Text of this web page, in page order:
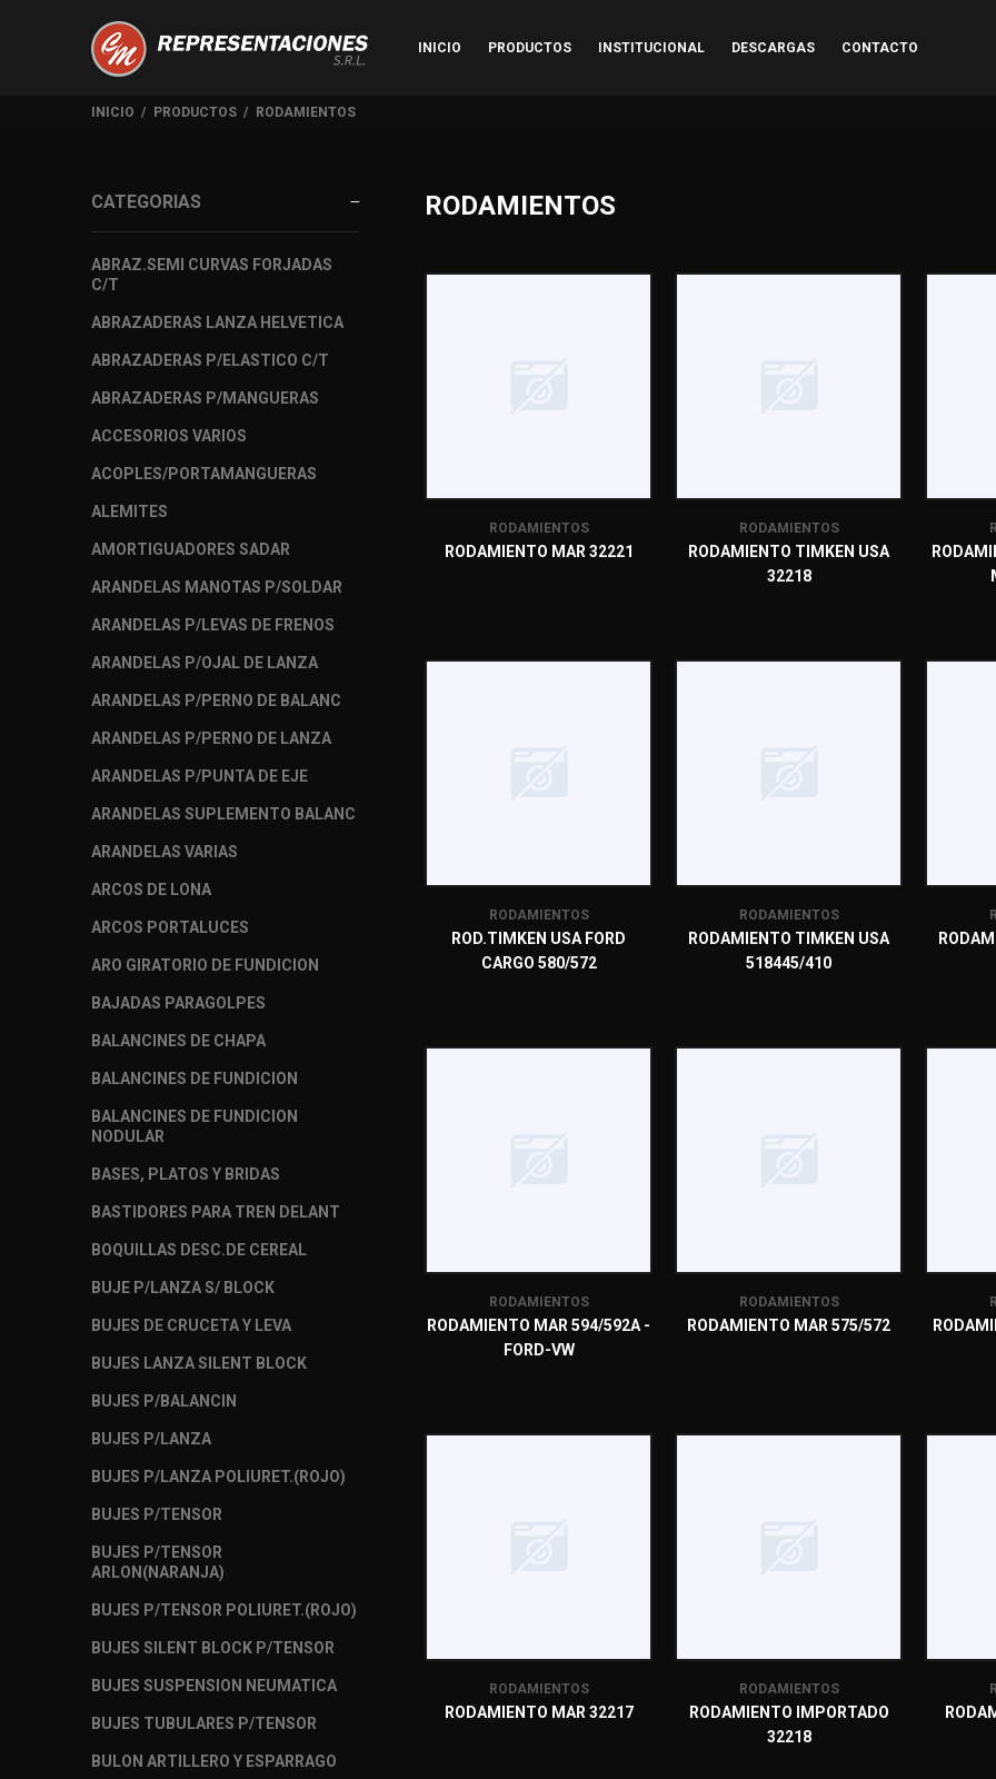
INICIO PRODUCTOS INSTITUCIONAL DESCARGAS CONTACTO
INICIO PRODUCTOS RODAMIENTOS
CATEGORIAS
ABRAZ.SEMI CURVAS FORJADAS
C/T
ABRAZADERAS LANZA HELVETICA
ABRAZADERAS P/ELASTICO C/T
ABRAZADERAS P/MANGUERAS
ACCESORIOS VARIOS
ACOPLES/PORTAMANGUERAS
ALEMITES
AMORTIGUADORES SADAR
ARANDELAS MANOTAS P/SOLDAR
ARANDELAS P/LEVAS DE FRENOS
ARANDELAS P/OJAL DE LANZA
ARANDELAS P/PERNO DE BALANC
ARANDELAS P/PERNO DE LANZA
ARANDELAS P/PUNTA DE EJE
ARANDELAS SUPLEMENTO BALANC
ARANDELAS VARIAS
ARCOS DE LONA
ARCOS PORTALUCES
ARO GIRATORIO DE FUNDICION
BAJADAS PARAGOLPES
BALANCINES DE CHAPA
BALANCINES DE FUNDICION
BALANCINES DE FUNDICION
NODULAR
BASES, PLATOS Y BRIDAS
BASTIDORES PARA TREN DELANT
BOQUILLAS DESC.DE CEREAL
BUJE P/LANZA S/ BLOCK
BUJES DE CRUCETA Y LEVA
BUJES LANZA SILENT BLOCK
BUJES P/BALANCIN
BUJES P/LANZA
BUJES P/LANZA POLIURET.(ROJO)
BUJES P/TENSOR
BUJES P/TENSOR
ARLON(NARANJA)
BUJES P/TENSOR POLIURET.(ROJO)
BUJES SILENT BLOCK P/TENSOR
BUJES SUSPENSION NEUMATICA
BUJES TUBULARES P/TENSOR
BULON ARTILLERO Y ESPARRAGO
RODAMIENTOS
RODAMIENTOS
RODAMIENTO MAR 32221
RODAMIENTOS
RODAMIENTO TIMKEN USA
32218
RODAMIENTOS
ROD.TIMKEN USA FORD
CARGO 580/572
RODAMIENTOS
RODAMIENTO TIMKEN USA
518445/410
RODAMIENTOS
RODAMIENTO MAR 594/592A -
FORD-VW
RODAMIENTOS
RODAMIENTO MAR 575/572
RODAMIENTOS
RODAMIENTO MAR 32217
RODAMIENTOS
RODAMIENTO IMPORTADO
32218